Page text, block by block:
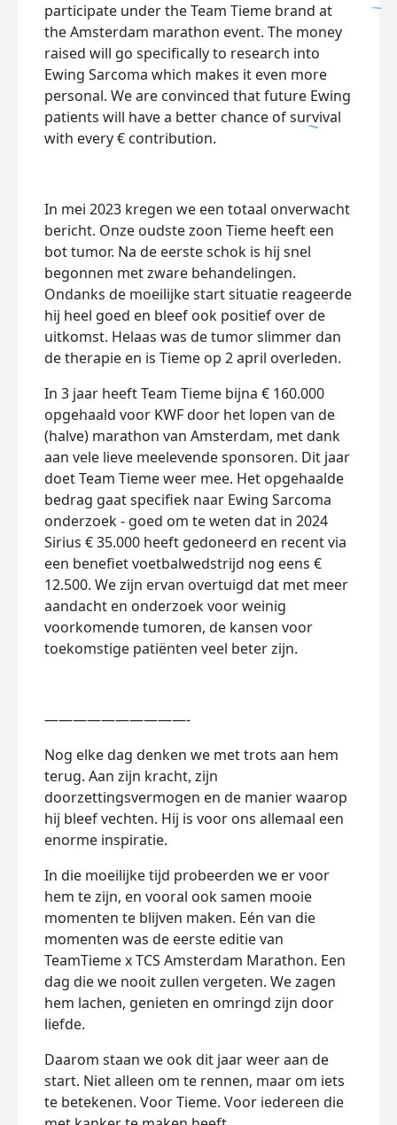
participate under the Team Tieme brand at
the Amsterdam marathon event. The money
raised will go specifically to research into
Ewing Sarcoma which makes it even more
personal. We are convinced that future Ewing
patients will have a better chance of survival
with every € contribution.
In mei 2023 kregen we een totaal onverwacht
bericht. Onze oudste zoon Tieme heeft een
bot tumor. Na de eerste schok is hij snel
begonnen met zware behandelingen.
Ondanks de moeilijke start situatie reageerde
hij heel goed en bleef ook positief over de
uitkomst. Helaas was de tumor slimmer dan
de therapie en is Tieme op 2 april overleden.
In 3 jaar heeft Team Tieme bijna € 160.000
opgehaald voor KWF door het lopen van de
(halve) marathon van Amsterdam, met dank
aan vele lieve meelevende sponsoren. Dit jaar
doet Team Tieme weer mee. Het opgehaalde
bedrag gaat specifiek naar Ewing Sarcoma
onderzoek - goed om te weten dat in 2024
Sirius € 35.000 heeft gedoneerd en recent via
een benefiet voetbalwedstrijd nog eens €
12.500. We zijn ervan overtuigd dat met meer
aandacht en onderzoek voor weinig
voorkomende tumoren, de kansen voor
toekomstige patiënten veel beter zijn.
——————————-
Nog elke dag denken we met trots aan hem
terug. Aan zijn kracht, zijn
doorzettingsvermogen en de manier waarop
hij bleef vechten. Hij is voor ons allemaal een
enorme inspiratie.
In die moeilijke tijd probeerden we er voor
hem te zijn, en vooral ook samen mooie
momenten te blijven maken. Eén van die
momenten was de eerste editie van
TeamTieme x TCS Amsterdam Marathon. Een
dag die we nooit zullen vergeten. We zagen
hem lachen, genieten en omringd zijn door
liefde.
Daarom staan we ook dit jaar weer aan de
start. Niet alleen om te rennen, maar om iets
te betekenen. Voor Tieme. Voor iedereen die